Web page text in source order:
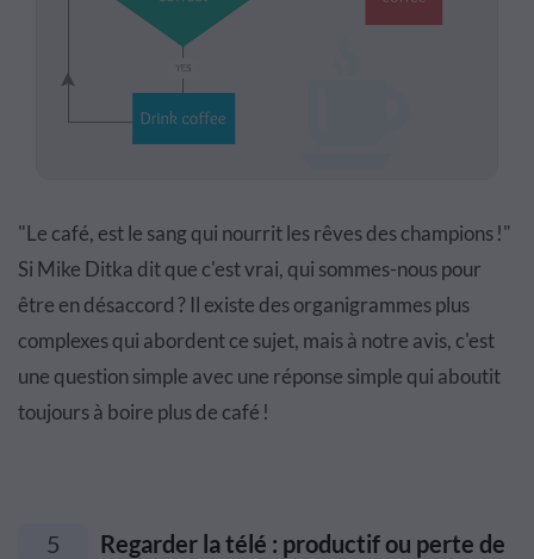
"Le café, est le sang qui nourrit les rêves des champions !"
Si Mike Ditka dit que c'est vrai, qui sommes-nous pour
être en désaccord ? Il existe des organigrammes plus
complexes qui abordent ce sujet, mais à notre avis, c'est
une question simple avec une réponse simple qui aboutit
toujours à boire plus de café !
5
Regarder la télé : productif ou perte de